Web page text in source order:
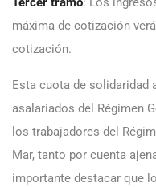
máxima de cotización
cotización.
Esta cuota de solidaridad
asalariados del Régimen
los trabajadores del
Mar, tanto por cuenta
importante destacar que